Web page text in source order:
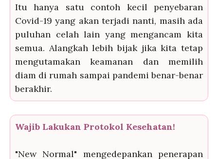
Itu hanya satu contoh kecil penyebaran
Covid-19 yang akan terjadi nanti, masih ada
puluhan celah lain yang mengancam kita
semua. Alangkah lebih bijak jika kita tetap
mengutamakan keamanan dan memilih
diam di rumah sampai pandemi benar-benar
berakhir.
Wajib Lakukan Protokol Kesehatan!
"New Normal" mengedepankan penerapan